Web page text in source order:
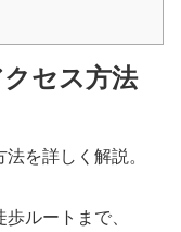
セス方法
を詳しく解説。
ルートまで、